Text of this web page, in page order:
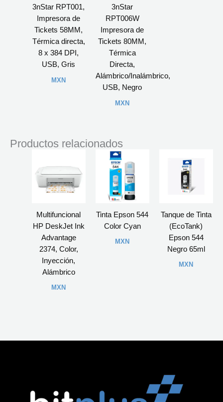
3nStar RPT001,
Impresora de
Tickets 58MM,
Térmica directa,
8 x 384 DPI,
USB, Gris
MXN
3nStar
RPT006W
Impresora de
Tickets 80MM,
Térmica
Directa,
Alámbrico/Inalámbrico,
USB, Negro
MXN
Productos relacionados
Multifuncional
HP DeskJet Ink
Advantage
2374, Color,
Inyección,
Alámbrico
MXN
Tinta Epson 544
Color Cyan
MXN
Tanque de Tinta
(EcoTank)
Epson 544
Negro 65ml
MXN